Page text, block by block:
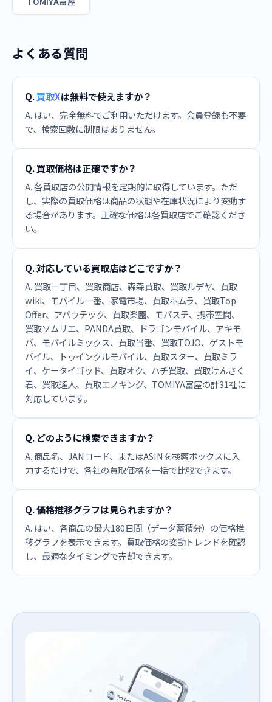
よくある質問
Q.買取Xは無料で使えますか？
A. はい、完全無料でご利用いただけます。会員登録も不要
で、検索回数に制限はありません。
Q. 買取価格は正確ですか？
A. 各買取店の公開情報を定期的に取得しています。ただ
し、実際の買取価格は商品の状態や在庫状況により変動す
る場合があります。正確な価格は各買取店でご確認くださ
い。
Q. 対応している買取店はどこですか？
A. 買取一丁目、買取商店、森森買取、買取ルデヤ、買取
wiki、モバイル一番、家電市場、買取ホムラ、買取Top
Offer、アバウテック、買取楽園、モバステ、携帯空間、
買取ソムリエ、PANDA買取、ドラゴンモバイル、アキモ
バ、モバイルミックス、買取当番、買取TOJO、ゲストモ
バイル、トゥインクルモバイル、買取スター、買取ミラ
イ、ケータイゴッド、買取オク、ハチ買取、買取けんさく
君、買取達人、買取エノキング、TOMIYA富屋の計31社に
対応しています。
Q. どのように検索できますか？
A. 商品名、JANコード、またはASINを検索ボックスに入
力するだけで、各社の買取価格を一括で比較できます。
Q. 価格推移グラフは見られますか？
A. はい、各商品の最大180日間（データ蓄積分）の価格推
移グラフを表示できます。買取価格の変動トレンドを確認
し、最適なタイミングで売却できます。